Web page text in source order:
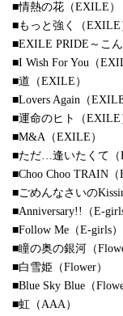
■情熱の花（EXILE）
■もっと強く（EXILE
■EXILE PRIDE～こ
■I Wish For You（
■道（EXILE）
■Lovers Again（EXILE
■運命のヒト（EXILE
■M&A（EXILE）
■ただ…逢いたくて（
■Choo Choo TRAIN（
■ごめんなさいの
■Anniversary!!（E-girls
■Follow Me（E-girls）
■瞳の奥の銀河（
■白雪姫（Flower）
■Blue Sky Blue（
■虹（AAA）